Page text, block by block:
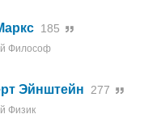
185
Философ
Эйнштейн 277
Физик